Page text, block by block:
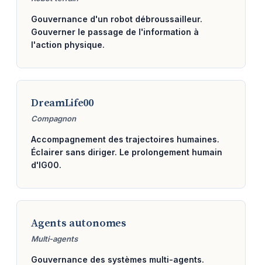
Gouvernance d'un robot débroussailleur.
Gouverner le passage de l'information à
l'action physique.
DreamLife00
Compagnon
Accompagnement des trajectoires humaines.
Éclairer sans diriger. Le prolongement humain
d'IG00.
Agents autonomes
Multi-agents
Gouvernance des systèmes multi-agents.